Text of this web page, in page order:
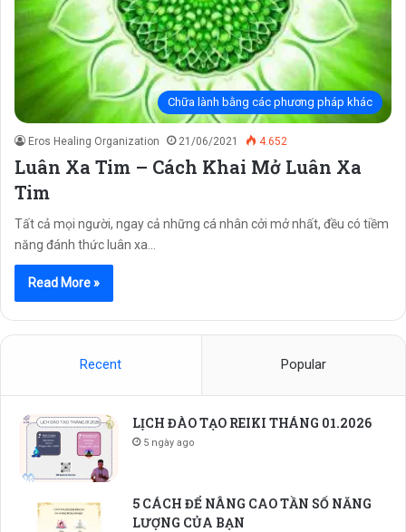
Chữa lành bằng các phương pháp khác
Eros Healing Organization 21/06/2021 4.652
Luân Xa Tim – Cách Khai Mở Luân Xa
Tim
Tất cả mọi người, ngay cả những cá nhân cởi mở nhất, đều có tiềm
năng đánh thức luân xa…
Read More »
Recent Popular
LỊCH ĐÀO TẠO REIKI THÁNG 01.2026
5 ngày ago
5 CÁCH ĐỂ NÂNG CAO TẦN SỐ NĂNG
LƯỢNG CỦA BẠN